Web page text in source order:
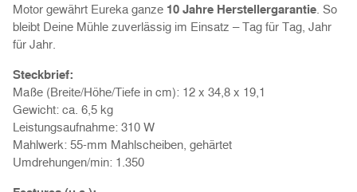
Motor gewährt Eureka ganze 10 Jahre Herstellergarantie . So
bleibt Deine Mühle zuverlässig im Einsatz – Tag für Tag, Jahr
für Jahr.
Steckbrief:
Maße (Breite/Höhe/Tiefe in cm): 12 x 34,8 x 19,1
Gewicht: ca. 6,5 kg
Leistungsaufnahme: 310 W
Mahlwerk: 55-mm Mahlscheiben, gehärtet
Umdrehungen/min: 1.350